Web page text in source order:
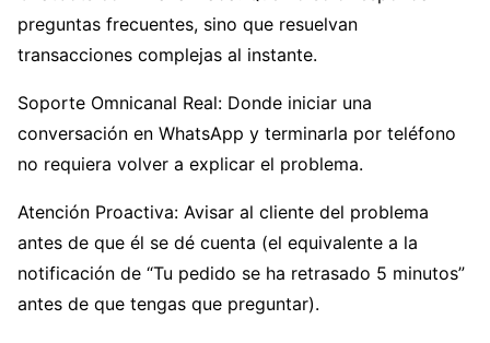
preguntas frecuentes, sino que resuelvan
transacciones complejas al instante.
Soporte Omnicanal Real: Donde iniciar una
conversación en WhatsApp y terminarla por teléfono
no requiera volver a explicar el problema.
Atención Proactiva: Avisar al cliente del problema
antes de que él se dé cuenta (el equivalente a la
notificación de “Tu pedido se ha retrasado 5 minutos”
antes de que tengas que preguntar).